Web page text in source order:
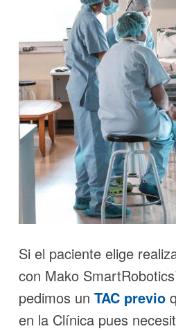
Si el paciente elige
con Mako
pedimos un TAC previo
en la Clínica pues